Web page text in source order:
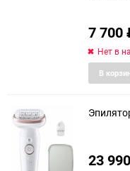
7 700
Нет в
В
23 990